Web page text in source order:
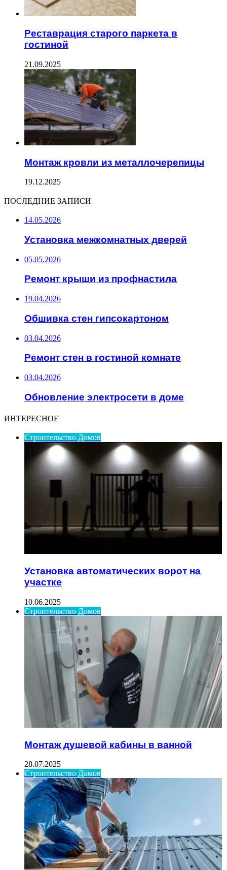
Реставрация старого паркета в
гостиной
21.09.2025
Монтаж кровли из металлочерепицы
19.12.2025
ПОСЛЕДНИЕ ЗАПИСИ
14.05.2026
Установка межкомнатных дверей
05.05.2026
Ремонт крыши из профнастила
19.04.2026
Обшивка стен гипсокартоном
03.04.2026
Ремонт стен в гостиной комнате
03.04.2026
Обновление электросети в доме
ИНТЕРЕСНОЕ
Строительство Домов
Установка автоматических ворот на
участке
10.06.2025
Строительство Домов
Монтаж душевой кабины в ванной
28.07.2025
Строительство Домов